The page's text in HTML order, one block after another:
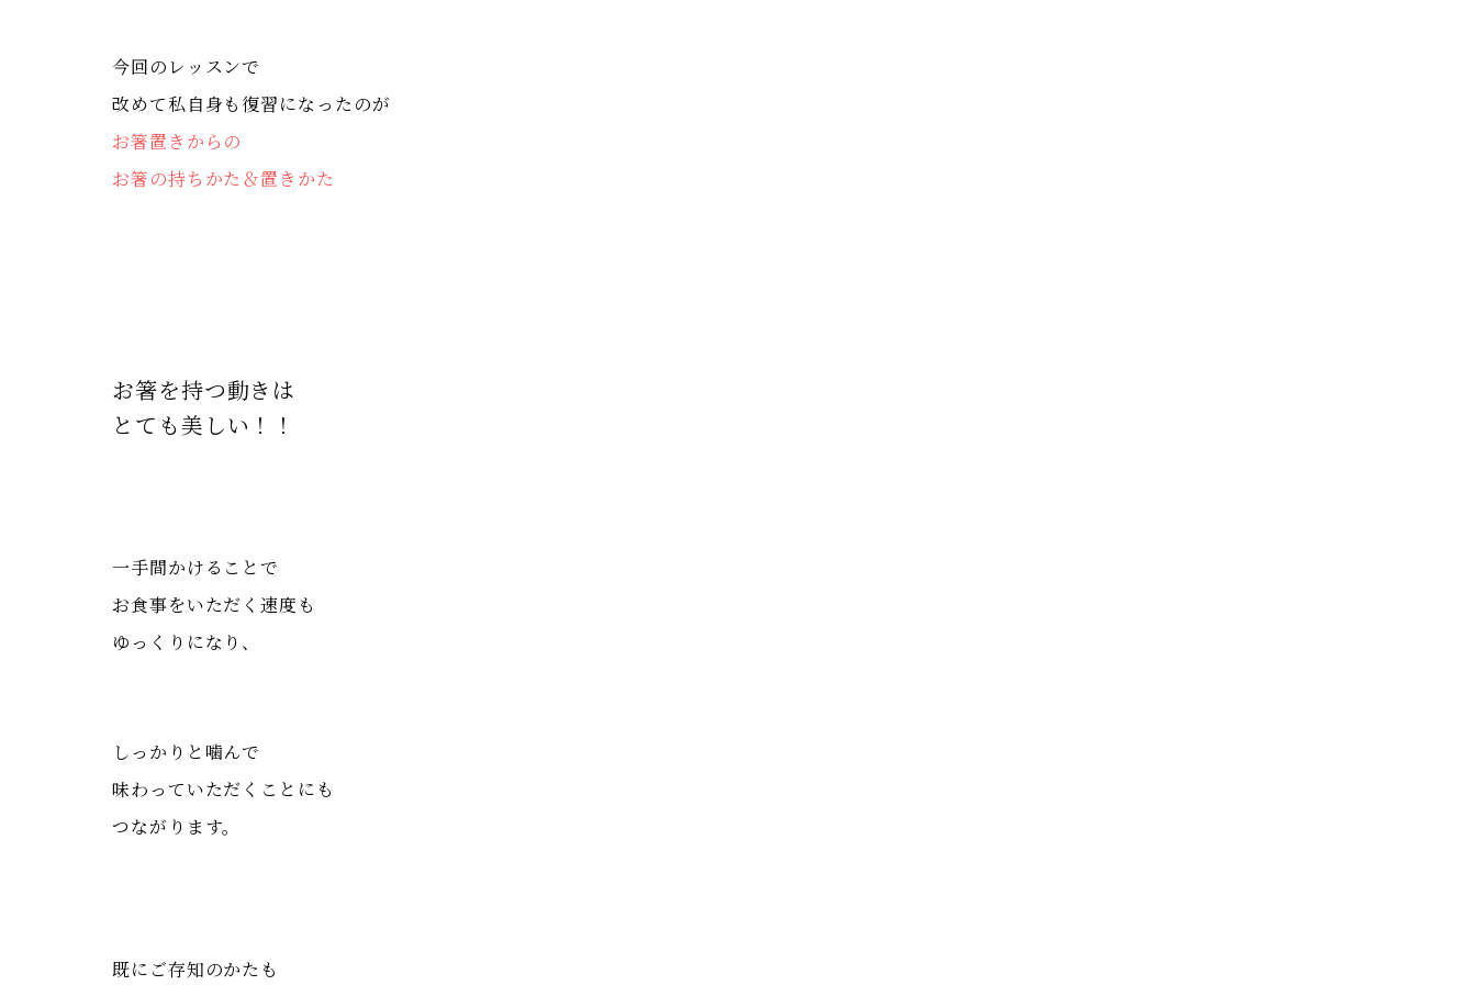
今回のレッスンで
改めて私自身も復習になったのが
お箸置きからの
お箸の持ちかた＆置きかた
お箸を持つ動きは
とても美しい！！
一手間かけることで
お食事をいただく速度も
ゆっくりになり、
しっかりと噛んで
味わっていただくことにも
つながります。
既にご存知のかたも